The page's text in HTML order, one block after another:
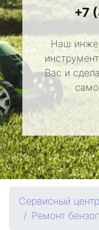
+7
Наш
Вас и
Сервисный
Ремонт